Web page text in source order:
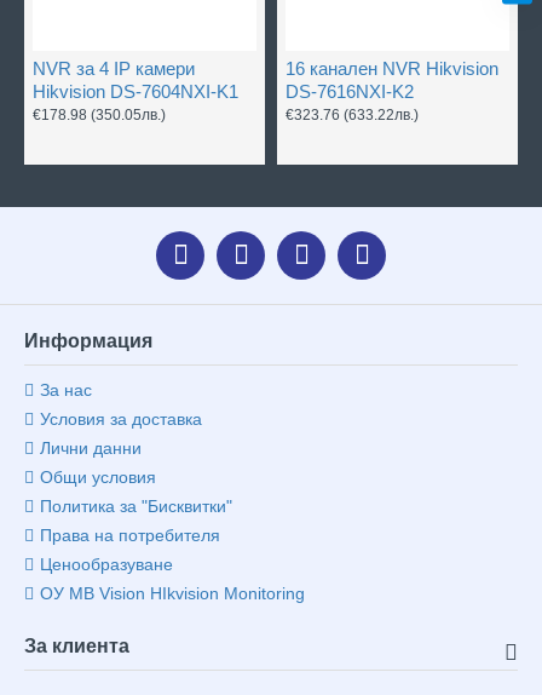
NVR за 4 IP камери
Hikvision DS-7604NXI-K1
€178.98 (350.05лв.)
16 канален NVR Hikvision
DS-7616NXI-K2
€323.76 (633.22лв.)
Информация
За нас
Условия за доставка
Лични данни
Общи условия
Политика за "Бисквитки"
Права на потребителя
Ценообразуване
ОУ MB Vision HIkvision Monitoring
За клиента